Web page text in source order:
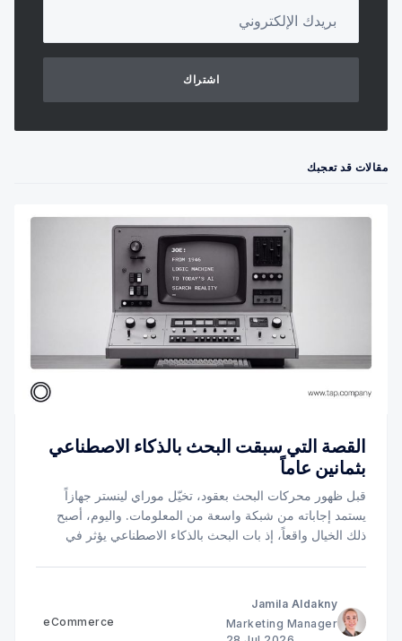
اشتراك
مقالات قد تعجبك
القصة التي سبقت البحث بالذكاء الاصطناعي
بثمانين عاماً
قبل ظهور محركات البحث بعقود، تخيّل موراي لينستر جهازاً
يستمد إجاباته من شبكة واسعة من المعلومات. واليوم، أصبح
ذلك الخيال واقعاً، إذ بات البحث بالذكاء الاصطناعي يؤثر في
Jamila Aldakny
Marketing Manager
eCommerce